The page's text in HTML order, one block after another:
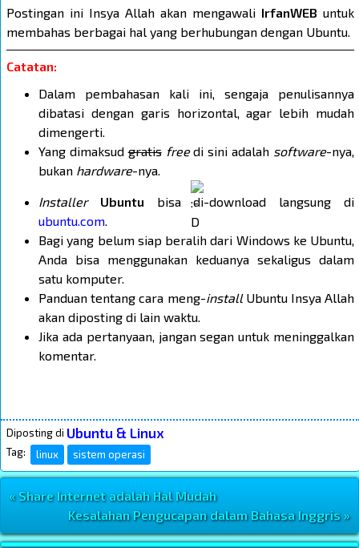
Postingan ini Insya Allah akan mengawali IrfanWEB untuk
membahas berbagai hal yang berhubungan dengan Ubuntu.
Catatan:
Dalam pembahasan kali ini, sengaja penulisannya
dibatasi dengan garis horizontal, agar lebih mudah
dimengerti.
Yang dimaksudgratis freedi sini adalah software-nya,
bukan hardware-nya.
Installer Ubuntu bisa di-download langsung di
ubuntu.com.
Bagi yang belum siap beralih dari Windows ke Ubuntu,
Anda bisa menggunakan keduanya sekaligus dalam
satu komputer.
Panduan tentang cara meng-installUbuntu Insya Allah
akan diposting di lain waktu.
Jika ada pertanyaan, jangan segan untuk meninggalkan
komentar.
Diposting di Ubuntu & Linux
Tag: linux sistem operasi
Navigasi Postingan
« Share Internet adalah Hal Mudah
Kesalahan Pengucapan dalam Bahasa Inggris »